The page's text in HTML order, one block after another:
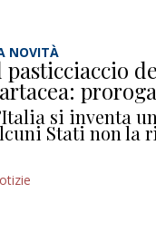
NOVITÀ
pasticciaccio
si inventa
Stati non la